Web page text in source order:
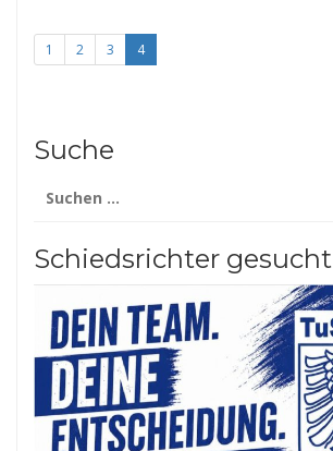
1 2 3 4
Suche
nach:
Schiedsrichter gesucht